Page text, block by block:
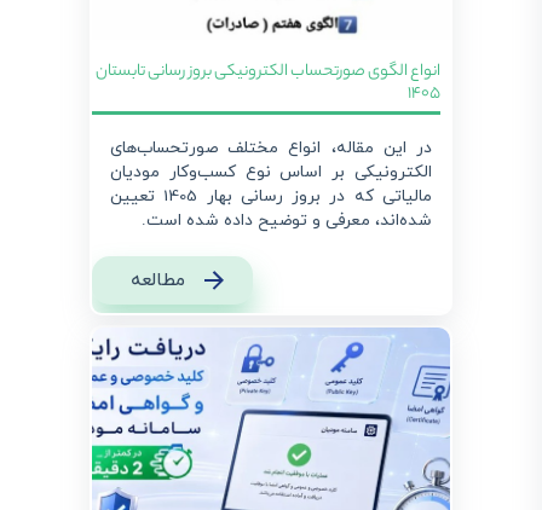
انواع الگوی صورتحساب الکترونیکی بروز رسانی تابستان
1405
در این مقاله، انواع مختلف صورتحساب‌های
الکترونیکی بر اساس نوع کسب‌وکار مودیان
مالیاتی که در بروز رسانی بهار 1405 تعیین
شده‌اند، معرفی و توضیح داده شده است.
مطالعه